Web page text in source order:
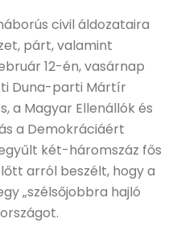
civil áldozataira
párt, valamint
12-én, vasárnap
Duna-parti Mártír
a Magyar Ellenállók és
a Demokráciáért
két-háromszáz fős
arról beszélt, hogy a
„szélsőjobbra hajló